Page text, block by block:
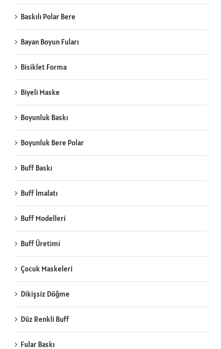
Baskılı Polar Bere
Bayan Boyun Fuları
Bisiklet Forma
Biyeli Maske
Boyunluk Baskı
Boyunluk Bere Polar
Buff Baskı
Buff İmalatı
Buff Modelleri
Buff Üretimi
Çocuk Maskeleri
Dikişsiz Döğme
Düz Renkli Buff
Fular Baskı